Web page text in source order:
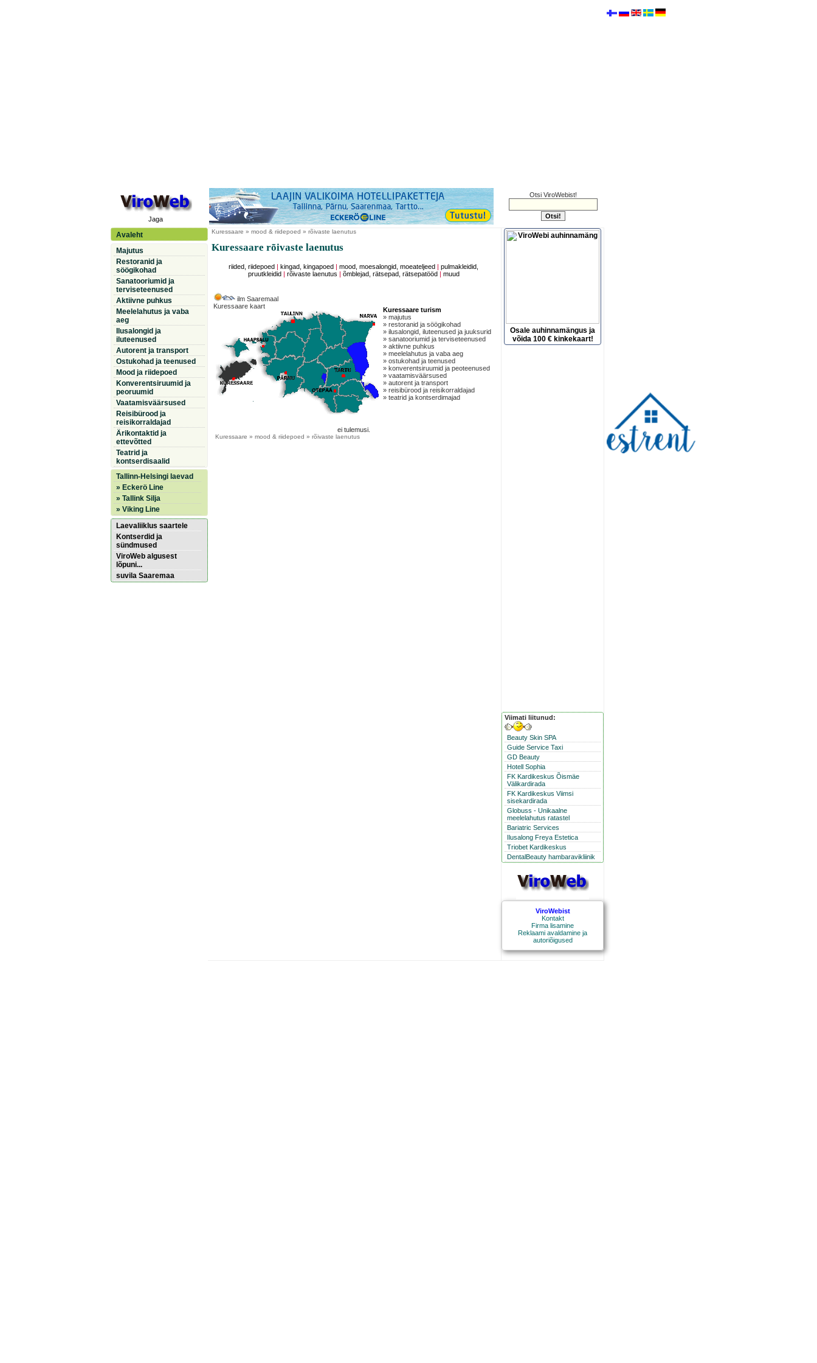
Jaga
Otsi ViroWebist!
Avaleht
Majutus
Restoranid ja
söögikohad
Sanatooriumid ja
terviseteenused
Aktiivne puhkus
Meelelahutus ja vaba
aeg
Ilusalongid ja
iluteenused
Autorent ja transport
Ostukohad ja teenused
Mood ja riidepoed
Konverentsiruumid ja
peoruumid
Vaatamisväärsused
Reisibürood ja
reisikorraldajad
Ärikontaktid ja
ettevõtted
Teatrid ja
kontserdisaalid
Tallinn-Helsingi laevad
» Eckerö Line
» Tallink Silja
» Viking Line
Laevaliiklus saartele
Kontserdid ja
sündmused
ViroWeb algusest
lõpuni...
suvila Saaremaa
Kuressaare » mood & riidepoed » rõivaste laenutus
Kuressaare rõivaste laenutus
riided, riidepoed kingad, kingapoed |mood, moesalongid, moeateljeed |pulmakleidid,
pruutkleidid
rõivaste laenutus õmblejad, rätsepad, rätsepatööd muud
ilm Saaremaal
Kuressaare kaart
Kuressaare turism
» majutus
» restoranid ja söögikohad
» ilusalongid, iluteenused ja juuksurid
» sanatooriumid ja terviseteenused
» aktiivne puhkus
» meelelahutus ja vaba aeg
» ostukohad ja teenused
» konverentsiruumid ja peoteenused
» vaatamisväärsused
» autorent ja transport
» reisibürood ja reisikorraldajad
» teatrid ja kontserdimajad
ei tulemusi.
Kuressaare » mood & riidepoed » rõivaste laenutus
Osale auhinnamängus ja
võida 100 € kinkekaart!
Viimati liitunud:
Beauty Skin SPA
Guide Service Taxi
GD Beauty
Hotell Sophia
FK Kardikeskus Õismäe
Välikardirada
FK Kardikeskus Viimsi
sisekardirada
Globuss - Unikaalne
meelelahutus ratastel
Bariatric Services
Ilusalong Freya Estetica
Triobet Kardikeskus
DentalBeauty hambaravikliinik
ViroWebist
Kontakt
Firma lisamine
Reklaami avaldamine ja
autoriõigused